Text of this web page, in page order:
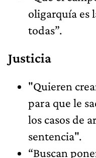
oligarquía es
todas”.
Justicia
"Quieren
para que le
los casos de
sentencia".
“Buscan